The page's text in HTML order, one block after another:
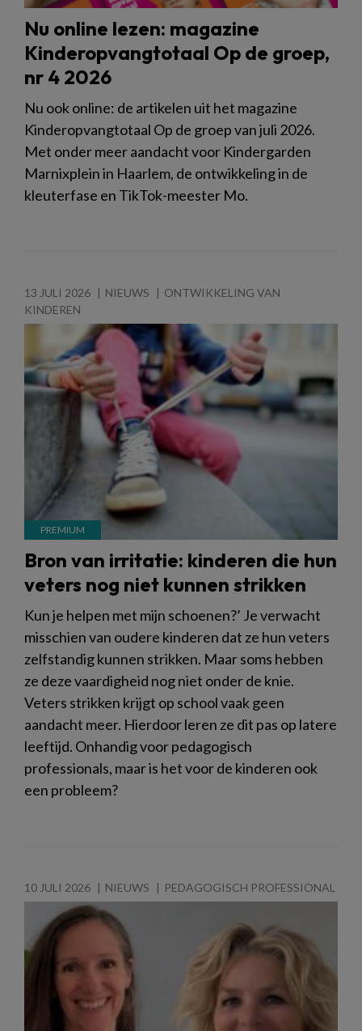
Nu online lezen: magazine
Kinderopvangtotaal Op de groep,
nr 4 2026
Nu ook online: de artikelen uit het magazine
Kinderopvangtotaal Op de groep van juli 2026.
Met onder meer aandacht voor Kindergarden
Marnixplein in Haarlem, de ontwikkeling in de
kleuterfase en TikTok-meester Mo.
13 JULI 2026 NIEUWS
ONTWIKKELING VAN
KINDEREN
Bron van irritatie: kinderen die hun
veters nog niet kunnen strikken
Kun je helpen met mijn schoenen?’ Je verwacht
misschien van oudere kinderen dat ze hun veters
zelfstandig kunnen strikken. Maar soms hebben
ze deze vaardigheid nog niet onder de knie.
Veters strikken krijgt op school vaak geen
aandacht meer. Hierdoor leren ze dit pas op latere
leeftijd. Onhandig voor pedagogisch
professionals, maar is het voor de kinderen ook
een probleem?
10 JULI 2026 NIEUWS PEDAGOGISCH PROFESSIONAL